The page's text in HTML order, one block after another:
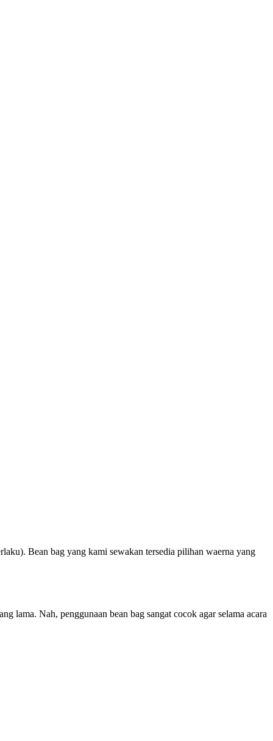
Bean bag yang kami sewakan tersedia pilihan waerna yang
lama. Nah, penggunaan bean bag sangat cocok agar selama acara